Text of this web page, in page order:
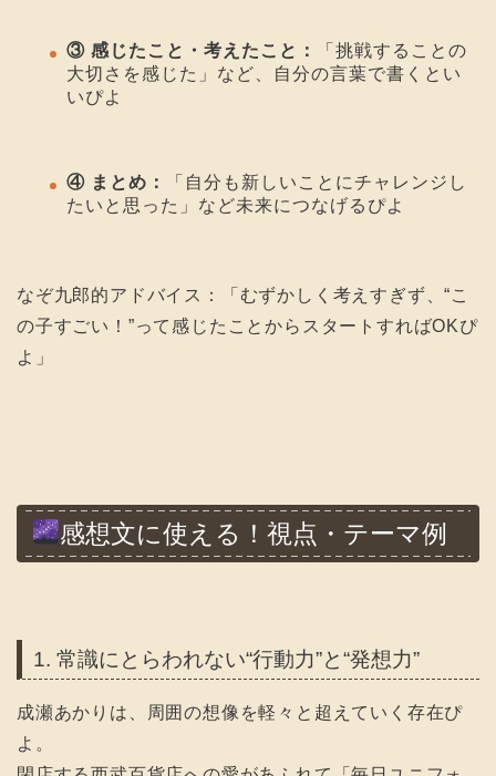
③ 感じたこと・考えたこと：
「挑戦することの
大切さを感じた」など、自分の言葉で書くとい
いぴよ
④ まとめ：
「自分も新しいことにチャレンジし
たいと思った」など未来につなげるぴよ
なぞ九郎的アドバイス：「むずかしく考えすぎず、“こ
の子すごい！”って感じたことからスタートすればOKぴ
よ」
感想文に使える！視点・テーマ例
1. 常識にとらわれない“行動力”と“発想力”
成瀬あかりは、周囲の想像を軽々と超えていく存在ぴ
よ。